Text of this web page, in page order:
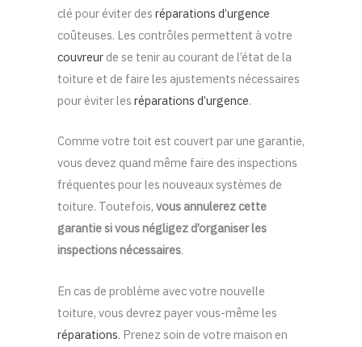
clé pour éviter des réparations d’urgence
coûteuses. Les contrôles permettent à votre
couvreur de se tenir au courant de l’état de la
toiture et de faire les ajustements nécessaires
pour éviter les réparations d’urgence.
Comme votre toit est couvert par une garantie,
vous devez quand même faire des inspections
fréquentes pour les nouveaux systèmes de
toiture. Toutefois, vous annulerez cette
garantie si vous négligez d’organiser les
inspections nécessaires.
En cas de problème avec votre nouvelle
toiture, vous devrez payer vous-même les
réparations. Prenez soin de votre maison en